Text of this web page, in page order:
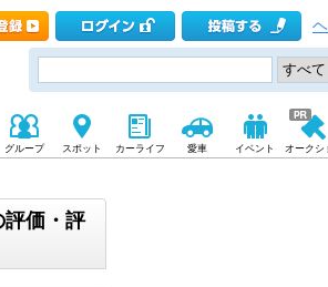
グループ スポット カーライフ 愛車 イベント オークシ
評価・評